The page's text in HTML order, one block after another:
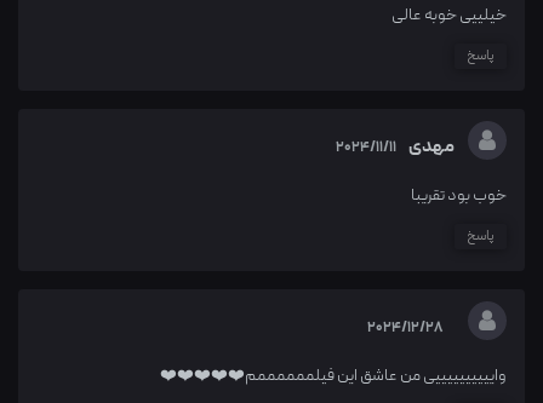
خیلییی خوبه عالی
پاسخ
مهدی 2024/11/11
خوب بود تقریبا
پاسخ
2024/12/28
واییییییییییی من عاشق این فیلممممممم❤️❤️❤️❤️❤️